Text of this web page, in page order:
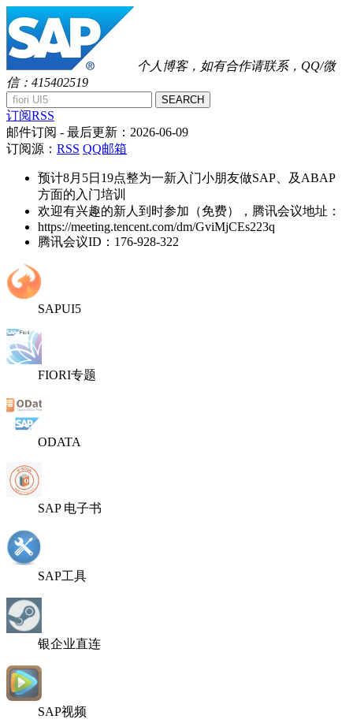
个人博客，如有合作请联系，QQ/微
信：415402519
SEARCH
订阅RSS
邮件订阅 - 最后更新： 2026-06-09
订阅源： RSS QQ邮箱
预计8月5日19点整为一新入门小朋友做SAP、及ABAP
方面的入门培训
欢迎有兴趣的新人到时参加（免费），腾讯会议地址：
https://meeting.tencent.com/dm/GviMjCEs223q
腾讯会议ID：176-928-322
SAPUI5
FIORI专题
ODATA
SAP 电子书
SAP工具
银企业直连
SAP视频